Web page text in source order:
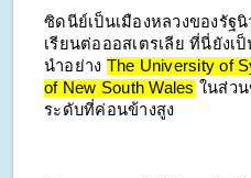
ซิดนีย์เป็นเมืองหลวงของรัฐ
เรียนต่อออสเตรเลีย ที่นี่ยัง
นำอย่าง The University of
of New South Wales ในส่ว
ระดับที่ค่อนข้างสูง